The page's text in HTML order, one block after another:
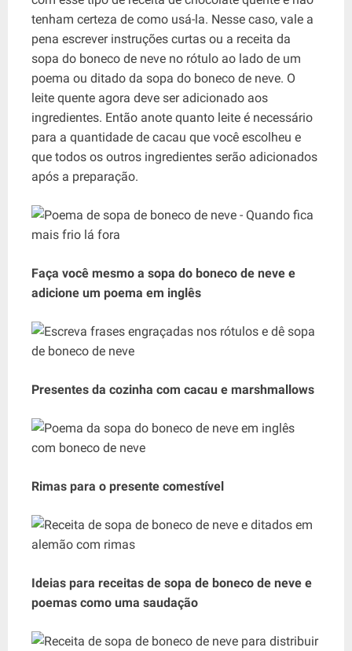
tenham certeza de como usá-la. Nesse caso, vale a
pena escrever instruções curtas ou a receita da
sopa do boneco de neve no rótulo ao lado de um
poema ou ditado da sopa do boneco de neve. O
leite quente agora deve ser adicionado aos
ingredientes. Então anote quanto leite é necessário
para a quantidade de cacau que você escolheu e
que todos os outros ingredientes serão adicionados
após a preparação.
Faça você mesmo a sopa do boneco de neve e
adicione um poema em inglês
Presentes da cozinha com cacau e marshmallows
Rimas para o presente comestível
Ideias para receitas de sopa de boneco de neve e
poemas como uma saudação